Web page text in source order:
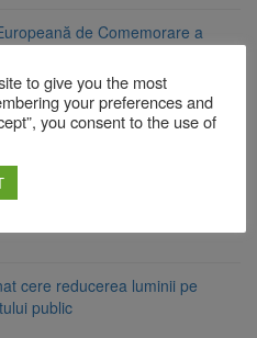
de Comemorare a
Duplex 91, de lângă Piața
reducerea consumului de
cere reducerea luminii pe
public
to give you the most
your preferences and
you consent to the use of